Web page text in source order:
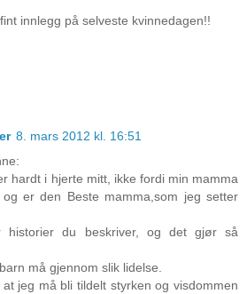
innlegg på selveste kvinnedagen!!
8. mars 2012 kl. 16:51
hardt i hjerte mitt, ikke fordi min mamma
er den Beste mamma,som jeg setter
historier du beskriver, og det gjør så
må gjennom slik lidelse.
jeg må bli tildelt styrken og visdommen